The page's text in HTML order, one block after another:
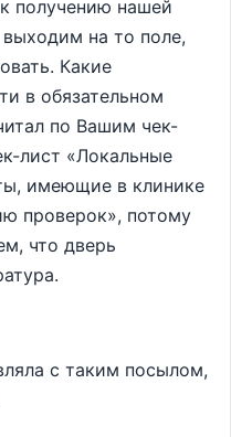
получению нашей
на то поле,
Какие
в обязательном
по Вашим чек-
лист «Локальные
имеющие в клинике
проверок», потому
что дверь
с таким посылом,